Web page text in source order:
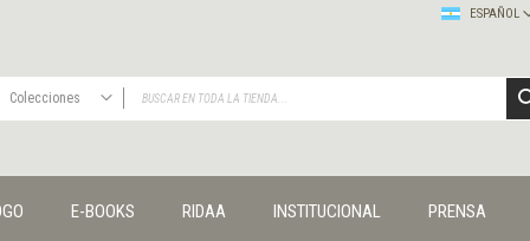
ESPAÑOL
Colecciones
Publicaciones
Editorial
E-BOOKS RIDAA INSTITUCIONAL PRENSA